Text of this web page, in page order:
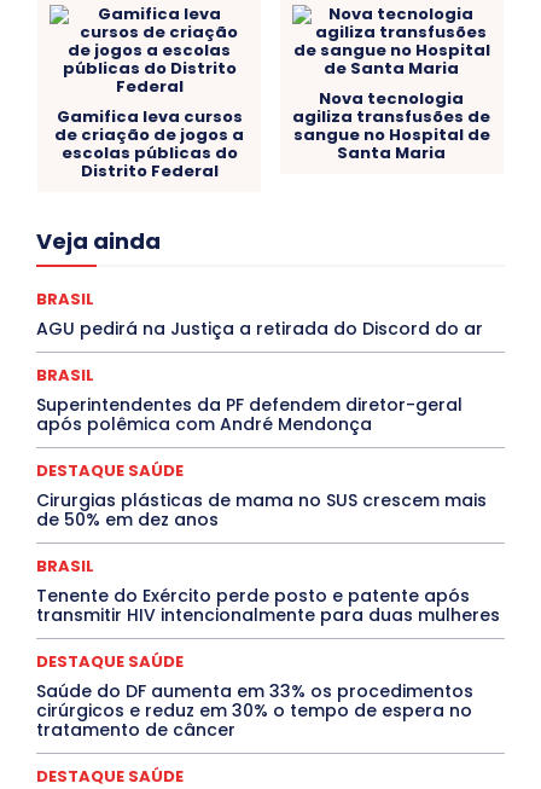
Gamifica leva cursos
de criação de jogos a
escolas públicas do
Distrito Federal
Nova tecnologia
agiliza transfusões de
sangue no Hospital de
Santa Maria
Veja ainda
Acre
Congressuanas & Esplanadumas
Covid-19
Crônica Política Crônicas
CULTURA
Cultura e Tal
DANÇA Dengue
Denuncia
DESTAQUE BRASIL
DESTAQUE DF
DESTAQUE SAÚDE
DESTAQUES OUTROS
DISTRITO FEDERAL
EDUCAÇÃO
ELEIÇÕES
EMPREGO E OPORTUNIDADES
Especial
Espírito Santo ESPORTE
ESTÁGIO
EVENTOS
Febre Oropouche
Goiás
INTELIGÊNCIA ARTIFICIAL
INTERNACIONAL
MEIO AMBIENTE
MÚSICA
O Plantonista Opinião Oropouche
Paraíba
Paraná Pernambuco Piauí
POLÍTICA
PROCESSO SELETIVO
PUBLIEDITORIAL
QUALIFICAÇÃO PROFISSIONAL
Rio de Janeiro
Rio Grande do Sul
Roraima
Santa Catarina
São Paulo SARAMPO
SAÚDE
Saúde Agora
TÁ FROID?
TEATRO TECNOLOGIA
TIC TAC
BRASIL
AGU pedirá na Justiça a retirada do Discord do ar
BRASIL
Superintendentes da PF defendem diretor-geral
após polêmica com André Mendonça
DESTAQUE SAÚDE
Cirurgias plásticas de mama no SUS crescem mais
de 50% em dez anos
BRASIL
Tenente do Exército perde posto e patente após
transmitir HIV intencionalmente para duas mulheres
DESTAQUE SAÚDE
Saúde do DF aumenta em 33% os procedimentos
cirúrgicos e reduz em 30% o tempo de espera no
tratamento de câncer
DESTAQUE SAÚDE